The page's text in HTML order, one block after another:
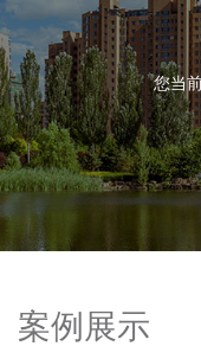
您当
案例展示